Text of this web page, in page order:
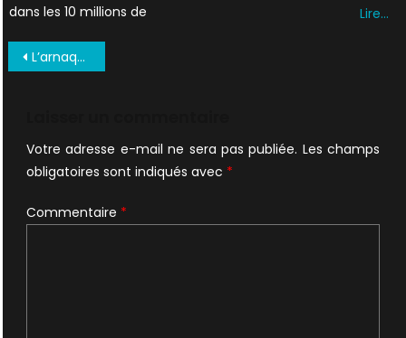
dans les 10 millions de
Lire…
Navigation
L’arnaque de la bande-annonce de X-Files 2
Votre adresse e-mail ne sera pas publiée. Les champs
obligatoires sont indiqués avec *
Commentaire *